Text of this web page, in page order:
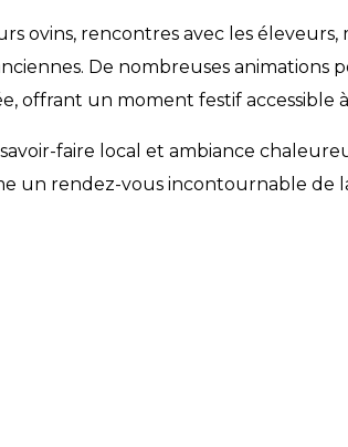
ovins, rencontres avec les éleveurs,
De nombreuses animations
offrant un moment festif accessible
faire local et ambiance
un rendez-vous incontournable de